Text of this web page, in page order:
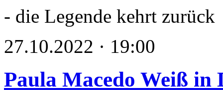
- die Legende kehrt zurück
27.10.2022 · 19:00
Paula Macedo Weiß in